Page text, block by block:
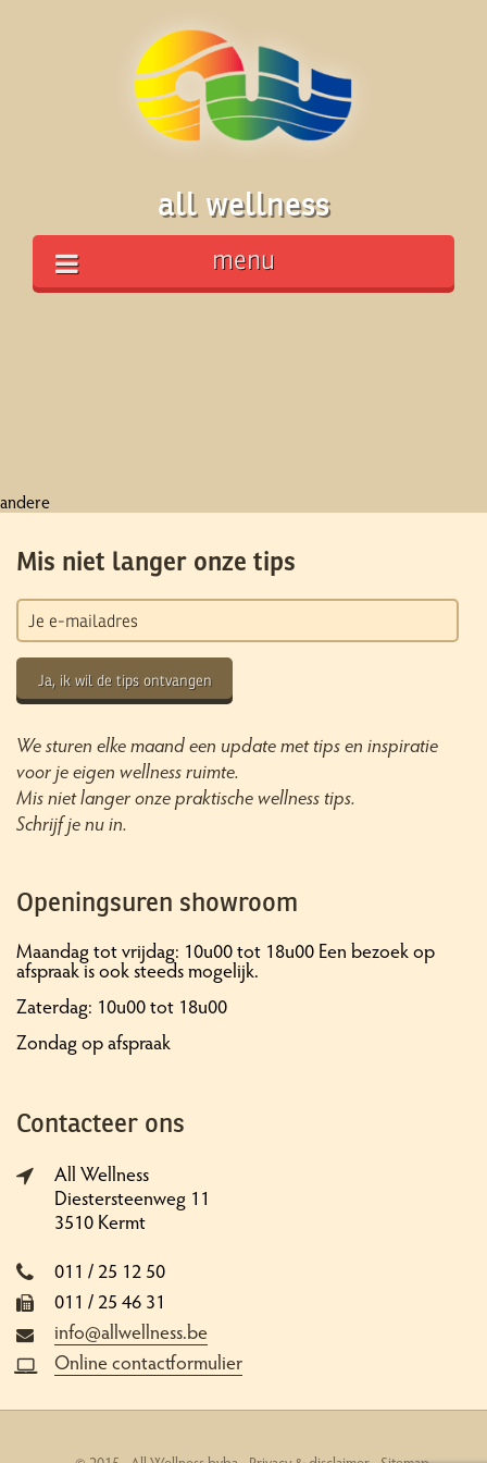
all wellness
menu
andere
Mis niet langer onze tips
Ja, ik wil de tips ontvangen
We sturen elke maand een update met tips en inspiratie
voor je eigen wellness ruimte.
Mis niet langer onze praktische wellness tips.
Schrijf je nu in.
Openingsuren showroom
Maandag tot vrijdag: 10u00 tot 18u00 Een bezoek op
afspraak is ook steeds mogelijk.
Zaterdag: 10u00 tot 18u00
Zondag op afspraak
Contacteer ons
All Wellness
Diestersteenweg 11
3510 Kermt
011 / 25 12 50
011 / 25 46 31
info@allwellness.be
Online contactformulier